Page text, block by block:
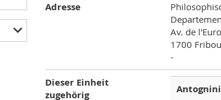
Adresse
Av. de
1700
-
Dieser Einheit
zugehörig